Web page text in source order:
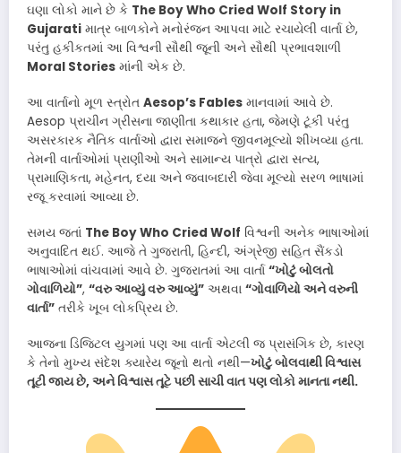
ઘણા લોકો માને છે કે The Boy Who Cried Wolf Story in
Gujarati માત્ર બાળકોને મનોરંજન આપવા માટે રચાયેલી વાર્તા છે,
પરંતુ હકીકતમાં આ વિશ્વની સૌથી જૂની અને સૌથી પ્રભાવશાળી
Moral Stories માંની એક છે.
આ વાર્તાનો મૂળ સ્ત્રોત Aesop’s Fables માનવામાં આવે છે.
Aesop પ્રાચીન ગ્રીસના જાણીતા કથાકાર હતા, જેમણે ટૂંકી પરંતુ
અસરકારક નૈતિક વાર્તાઓ દ્વારા સમાજને જીવનમૂલ્યો શીખવ્યા હતા.
તેમની વાર્તાઓમાં પ્રાણીઓ અને સામાન્ય પાત્રો દ્વારા સત્ય,
પ્રામાણિકતા, મહેનત, દયા અને જવાબદારી જેવા મૂલ્યો સરળ ભાષામાં
રજૂ કરવામાં આવ્યા છે.
સમય જતાં The Boy Who Cried Wolf વિશ્વની અનેક ભાષાઓમાં
અનુવાદિત થઈ. આજે તે ગુજરાતી, હિન્દી, અંગ્રેજી સહિત સૈંકડો
ભાષાઓમાં વાંચવામાં આવે છે. ગુજરાતમાં આ વાર્તા“ખોટું બોલતો
ગોવાળિયો”, “વરુ આવ્યું વરુ આવ્યું” અથવા “ગોવાળિયો અને વરુની
વાર્તા” તરીકે ખૂબ લોકપ્રિય છે.
આજના ડિજિટલ યુગમાં પણ આ વાર્તા એટલી જ પ્રાસંગિક છે, કારણ
કે તેનો મુખ્ય સંદેશ ક્યારેય જૂનો થતો નથી—ખોટું બોલવાથી વિશ્વાસ
તૂટી જાય છે, અને વિશ્વાસ તૂટે પછી સાચી વાત પણ લોકો માનતા નથી.